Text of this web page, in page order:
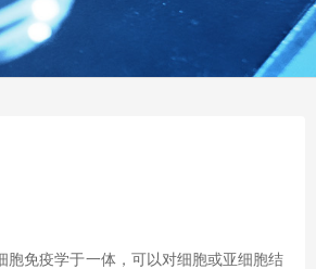
免疫学于一体，可以对细胞或亚细胞结